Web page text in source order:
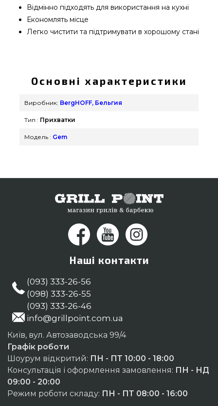
Відмінно підходять для використання на кухні
Економлять місце
Легко чистити та підтримувати в хорошому стані
BergHOFF, Бельгия за актуальною вартістю
всего 350 грн. в онлайн каталозі грилів та
барбекю GrillPoint. Вигідні пропозиції на Інше в
консультантам за телефонним номером (044)
334-76-95 и мы оперативно привеземо що
Основні характеристики
Виробник: BergHOFF, Бельгия
Тип : Прихватки
Модель : Gem
Наші контакти
(093) 333-26-56
(098) 333-26-55
(093) 333-26-46
info@grillpoint.com.ua
Київ, вул. Автозаводська 99/4
Графік роботи
Шоурум відкритий: ПН - ПТ 10:00 - 18:00
Консультація і оформлення замовлення: ПН - НД
09:00 - 20:00
Режим роботи складу: ПН - ПТ 08:00 - 16:00